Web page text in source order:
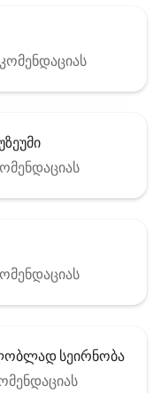
სეირნობა